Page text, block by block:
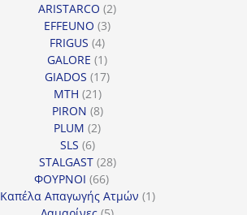
ARISTARCO 22
EFFEUNO 33
FRIGUS 44
προϊόντα
GALORE 11
προϊόν
GIADOS 1717
MTH 2121
προϊόντα
PIRON 88
προϊόντα
PLUM 22
SLS 66
προϊόντα
STALGAST 2828
ΦΟΥΡΝΟΙ 6666
προϊόντα
Καπέλα Απαγωγής Ατμών 11